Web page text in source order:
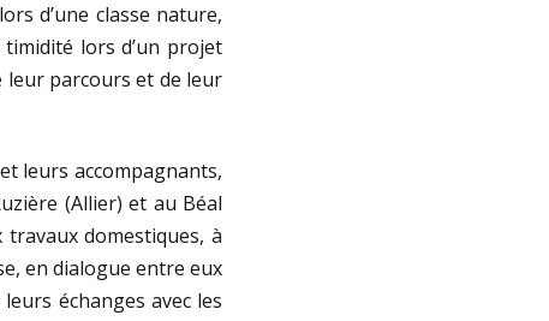
d’une classe nature,
lors d’un projet
leur parcours et de leur
leurs accompagnants,
(Allier) et au Béal
domestiques, à
en dialogue entre eux
échanges avec les